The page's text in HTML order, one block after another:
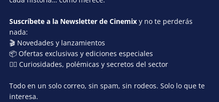
Suscríbete a la Newsletter de Cinemix y no te perderás
nada:
🎬 Novedades y lanzamientos
📦 Ofertas exclusivas y ediciones especiales
🕵️‍♂️ Curiosidades, polémicas y secretos del sector
Todo en un solo correo, sin spam, sin rodeos. Solo lo que te
interesa.